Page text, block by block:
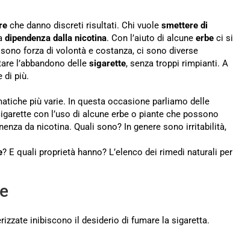
che danno discreti risultati. Chi vuole smettere di
dipendenza dalla nicotina. Con l’aiuto di alcune erbe ci si
forza di volontà e costanza, ci sono diverse
l’abbandono delle sigarette, senza troppi rimpianti. A
di più.
più varie. In questa occasione parliamo delle
con l’uso di alcune erbe o piante che possono
da nicotina. Quali sono? In genere sono irritabilità,
? E quali proprietà hanno? L’elenco dei rimedi naturali per
inibiscono il desiderio di fumare la sigaretta.